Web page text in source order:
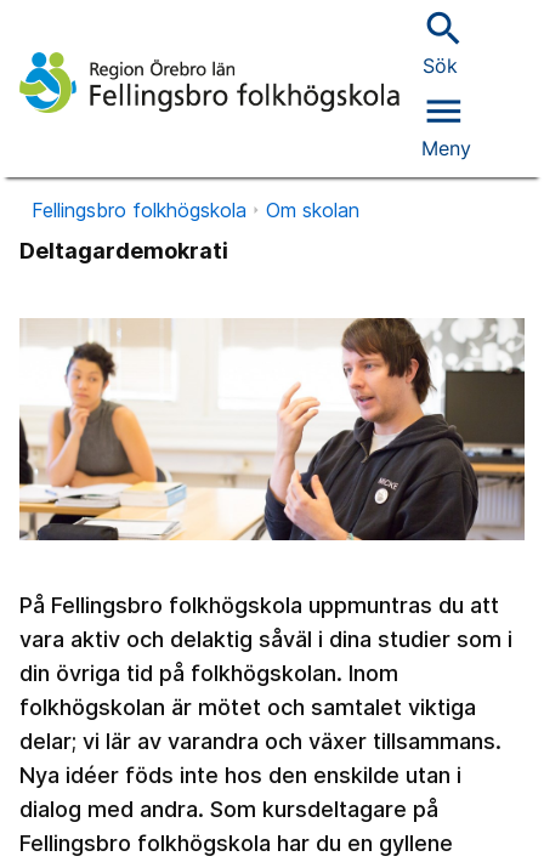
search
Sök
menu
Meny
Fellingsbro folkhögskola Om skolan
Deltagardemokrati
På Fellingsbro folkhögskola uppmuntras du att
vara aktiv och delaktig såväl i dina studier som i
din övriga tid på folkhögskolan. Inom
folkhögskolan är mötet och samtalet viktiga
delar; vi lär av varandra och växer tillsammans.
Nya idéer föds inte hos den enskilde utan i
dialog med andra. Som kursdeltagare på
Fellingsbro folkhögskola har du en gyllene